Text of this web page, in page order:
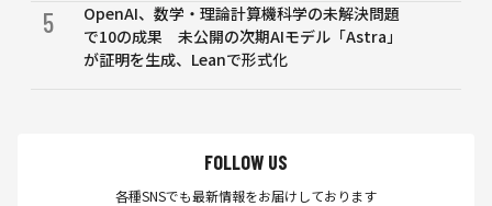
5
OpenAI、数学・理論計算機科学の未解決問題
で10の成果 未公開の次期AIモデル「Astra」
が証明を生成、Leanで形式化
FOLLOW US
各種SNSでも最新情報をお届けしております